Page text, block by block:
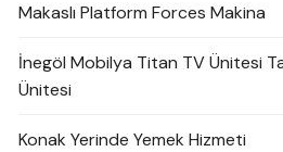
Makaslı Platform Forces Makina
İnegöl Mobilya Titan TV Ünitesi
Ünitesi
Konak Yerinde Yemek Hizmeti